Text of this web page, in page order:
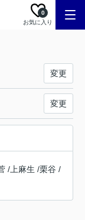
お気に入り
0
変更
変更
/ 上麻生 /栗谷 /